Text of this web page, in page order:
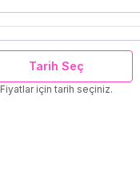
Fiyatlar için tarih seçiniz.
Tarih Seç